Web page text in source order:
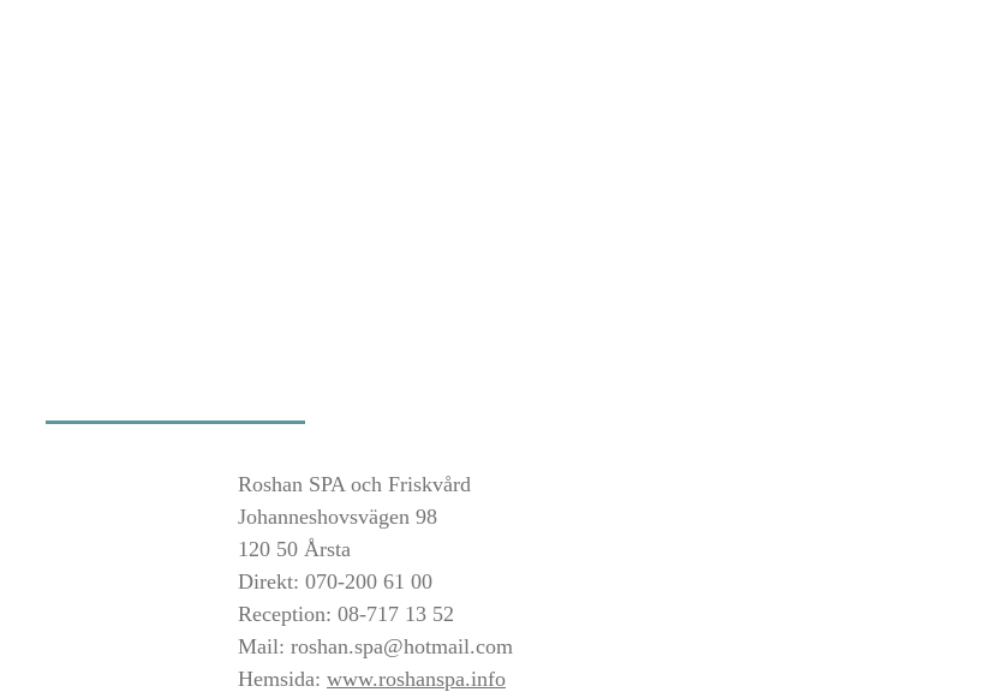
Roshan SPA och Friskvård
Johanneshovsvägen 98
120 50 Årsta
Direkt: 070-200 61 00
Reception: 08-717 13 52
Mail: roshan.spa@hotmail.com
Hemsida: www.roshanspa.info